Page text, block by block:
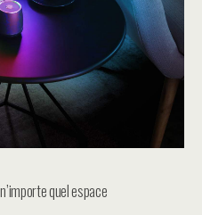
quel espace